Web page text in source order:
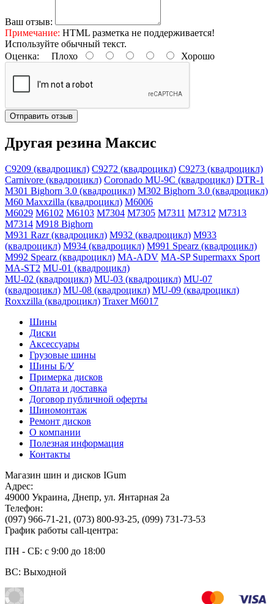
Ваш отзыв:
Примечание: HTML разметка не поддерживается!
Используйте обычный текст.
Оценка: Плохо Хорошо
Отправить отзыв
Другая резина Максис
C9209 (квадроцикл) C9272 (квадроцикл) C9273 (квадроцикл)
Carnivore (квадроцикл) Coronado MU-9C (квадроцикл) DTR-1
M301 Bighorn 3.0 (квадроцикл) M302 Bighorn 3.0 (квадроцикл)
M60 Maxxzilla (квадроцикл) M6006
M6029 M6102 M6103 M7304 M7305 M7311 M7312 M7313
M7314 M918 Bighorn
M931 Razr (квадроцикл) M932 (квадроцикл) M933
(квадроцикл) M934 (квадроцикл) M991 Spearz (квадроцикл)
M992 Spearz (квадроцикл) MA-ADV MA-SP Supermaxx Sport
MA-ST2 MU-01 (квадроцикл)
MU-02 (квадроцикл) MU-03 (квадроцикл) MU-07
(квадроцикл) MU-08 (квадроцикл) MU-09 (квадроцикл)
Roxxzilla (квадроцикл) Traxer M6017
Шины
Диски
Аксессуары
Грузовые шины
Шины Б/У
Примерка дисков
Оплата и доставка
Договор публичной оферты
Шиномонтаж
Ремонт дисков
О компании
Полезная информация
Контакты
Магазин шин и дисков IGum
Адрес:
49000 Украина, Днепр, ул. Янтарная 2а
Телефон:
(097) 966-71-21 , (073) 800-93-25, (099) 731-73-53
График работы call-центра:
ПН - СБ: с 9:00 до 18:00
ВС: Выходной